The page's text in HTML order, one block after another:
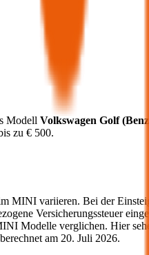
Modell Volkswagen Golf(
zu € 500.
MINI variieren. Bei der
Versicherungssteuer
Modelle verglichen. Hier
am 20. Juli 2026.